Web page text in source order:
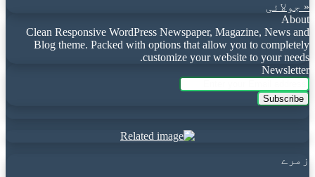
« جولائی
About
Clean Responsive WordPress Newspaper, Magazine, News and
Blog theme. Packed with options that allow you to completely
customize your website to your needs.
Newsletter
Enter
your
Email
زمرے